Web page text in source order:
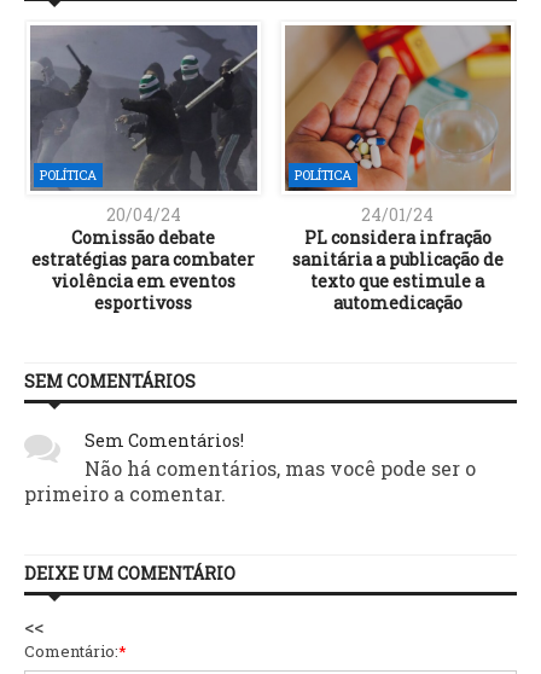
POLÍTICA
20/04/24
Comissão debate
estratégias para combater
violência em eventos
esportivoss
POLÍTICA
24/01/24
PL considera infração
sanitária a publicação de
texto que estimule a
automedicação
SEM COMENTÁRIOS
Sem Comentários!
Não há comentários, mas você pode ser o
primeiro a comentar.
DEIXE UM COMENTÁRIO
<<
Comentário:*